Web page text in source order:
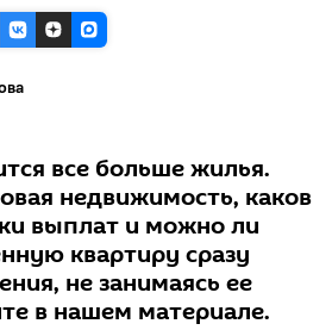
все больше жилья.
недвижимость, каков
выплат и можно ли
квартиру сразу
не занимаясь ее
в нашем материале.